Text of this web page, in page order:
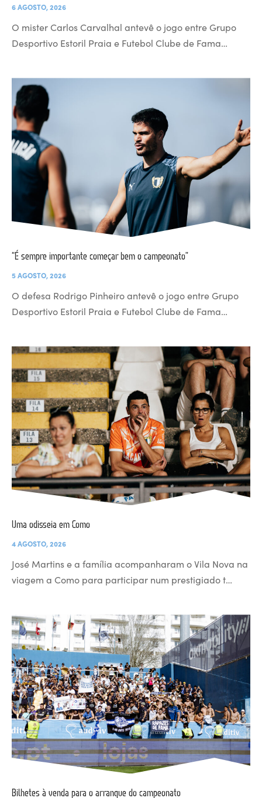
6 AGOSTO, 2026
O mister Carlos Carvalhal antevê o jogo entre Grupo
Desportivo Estoril Praia e Futebol Clube de Fama…
“É sempre importante começar bem o campeonato”
5 AGOSTO, 2026
O defesa Rodrigo Pinheiro antevê o jogo entre Grupo
Desportivo Estoril Praia e Futebol Clube de Fama…
Uma odisseia em Como
4 AGOSTO, 2026
José Martins e a família acompanharam o Vila Nova na
viagem a Como para participar num prestigiado t…
Bilhetes à venda para o arranque do campeonato